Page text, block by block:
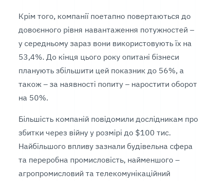
Крім того, компанії поетапно повертаються до
довоєнного рівня навантаження потужностей –
у середньому зараз вони використовують їх на
53,4%. До кінця цього року опитані бізнеси
планують збільшити цей показник до 56%, а
також – за наявності попиту – наростити оборот
на 50%.
Більшість компаній повідомили дослідникам про
збитки через війну у розмірі до $100 тис.
Найбільшого впливу зазнали будівельна сфера
та переробна промисловість, найменшого –
агропромисловий та телекомунікаційний